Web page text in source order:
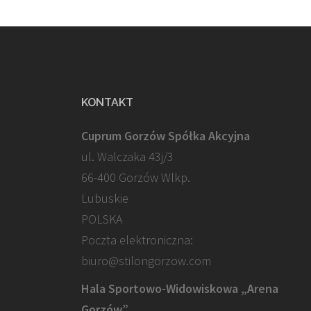
KONTAKT
Cuprum Gorzów Spółka Akcyjna
ul. Walczaka 43j/3
66-400 Gorzów Wlkp.
Lubuskie
POLSKA
Poczta elektroniczna:
biuro@stilongorzow.com
Hala Sportowo-Widowiskowa „Arena